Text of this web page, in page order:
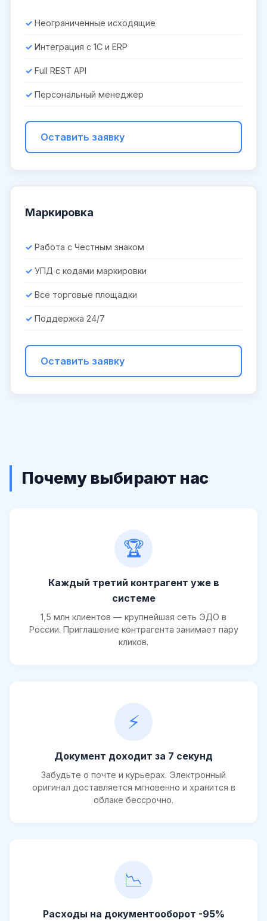
Неограниченные исходящие
Интеграция с 1С и ERP
Full REST API
Персональный менеджер
Оставить заявку
Маркировка
Работа с Честным знаком
УПД с кодами маркировки
Все торговые площадки
Поддержка 24/7
Оставить заявку
Почему выбирают нас
🏆
Каждый третий контрагент уже в
системе
1,5 млн клиентов — крупнейшая сеть ЭДО в
России. Приглашение контрагента занимает пару
кликов.
⚡
Документ доходит за 7 секунд
Забудьте о почте и курьерах. Электронный
оригинал доставляется мгновенно и хранится в
облаке бессрочно.
📉
Расходы на документооборот -95%